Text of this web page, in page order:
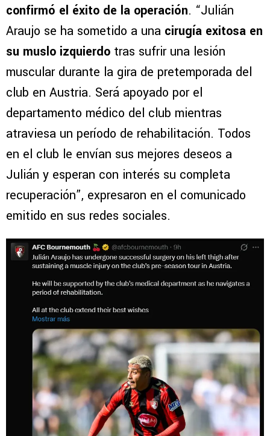
confirmó el éxito de la operación. “Julián
Araujo se ha sometido a una cirugía exitosa en
su muslo izquierdo tras sufrir una lesión
muscular durante la gira de pretemporada del
club en Austria. Será apoyado por el
departamento médico del club mientras
atraviesa un período de rehabilitación. Todos
en el club le envían sus mejores deseos a
Julián y esperan con interés su completa
recuperación”, expresaron en el comunicado
emitido en sus redes sociales.